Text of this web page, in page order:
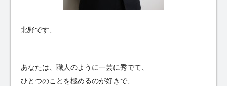
北野です、
あなたは、職人のように一芸に秀でて、
ひとつのことを極めるのが好きで、